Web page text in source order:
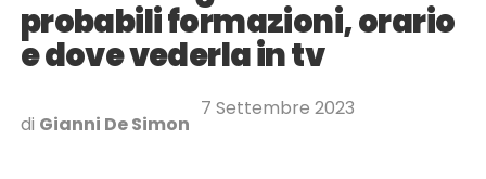
probabili formazioni, orario
e dove vederla in tv
di Gianni De Simon
7 Settembre 2023